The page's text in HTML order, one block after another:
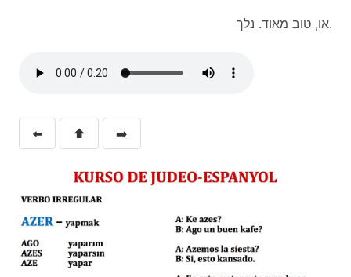
או, טוב מאוד. נלך.
⬅️ ⬆️ ➡️